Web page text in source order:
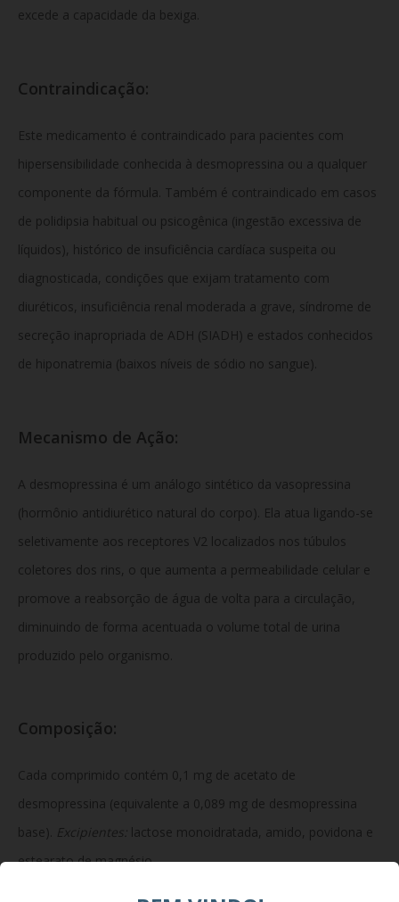
excede a capacidade da bexiga.
Contraindicação:
Este medicamento é contraindicado para pacientes com
hipersensibilidade conhecida à desmopressina ou a qualquer
componente da fórmula. Também é contraindicado em casos
de polidipsia habitual ou psicogênica (ingestão excessiva de
líquidos), histórico de insuficiência cardíaca suspeita ou
diagnosticada, condições que exijam tratamento com
diuréticos, insuficiência renal moderada a grave, síndrome de
secreção inapropriada de ADH (SIADH) e estados conhecidos
de hiponatremia (baixos níveis de sódio no sangue).
Mecanismo de Ação:
A desmopressina é um análogo sintético da vasopressina
(hormônio antidiurético natural do corpo). Ela atua ligando-se
seletivamente aos receptores V2 localizados nos túbulos
coletores dos rins, o que aumenta a permeabilidade celular e
promove a reabsorção de água de volta para a circulação,
diminuindo de forma acentuada o volume total de urina
produzido pelo organismo.
Composição:
Cada comprimido contém 0,1 mg de acetato de
desmopressina (equivalente a 0,089 mg de desmopressina
base). Excipientes: lactose monoidratada, amido, povidona e
estearato de magnésio.